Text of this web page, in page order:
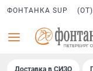
ФОНТАНКА SUP
Доставка в СИЗО